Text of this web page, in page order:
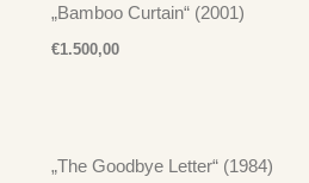
„Bamboo Curtain“ (2001)
€1.500,00
„The Goodbye Letter“ (1984)